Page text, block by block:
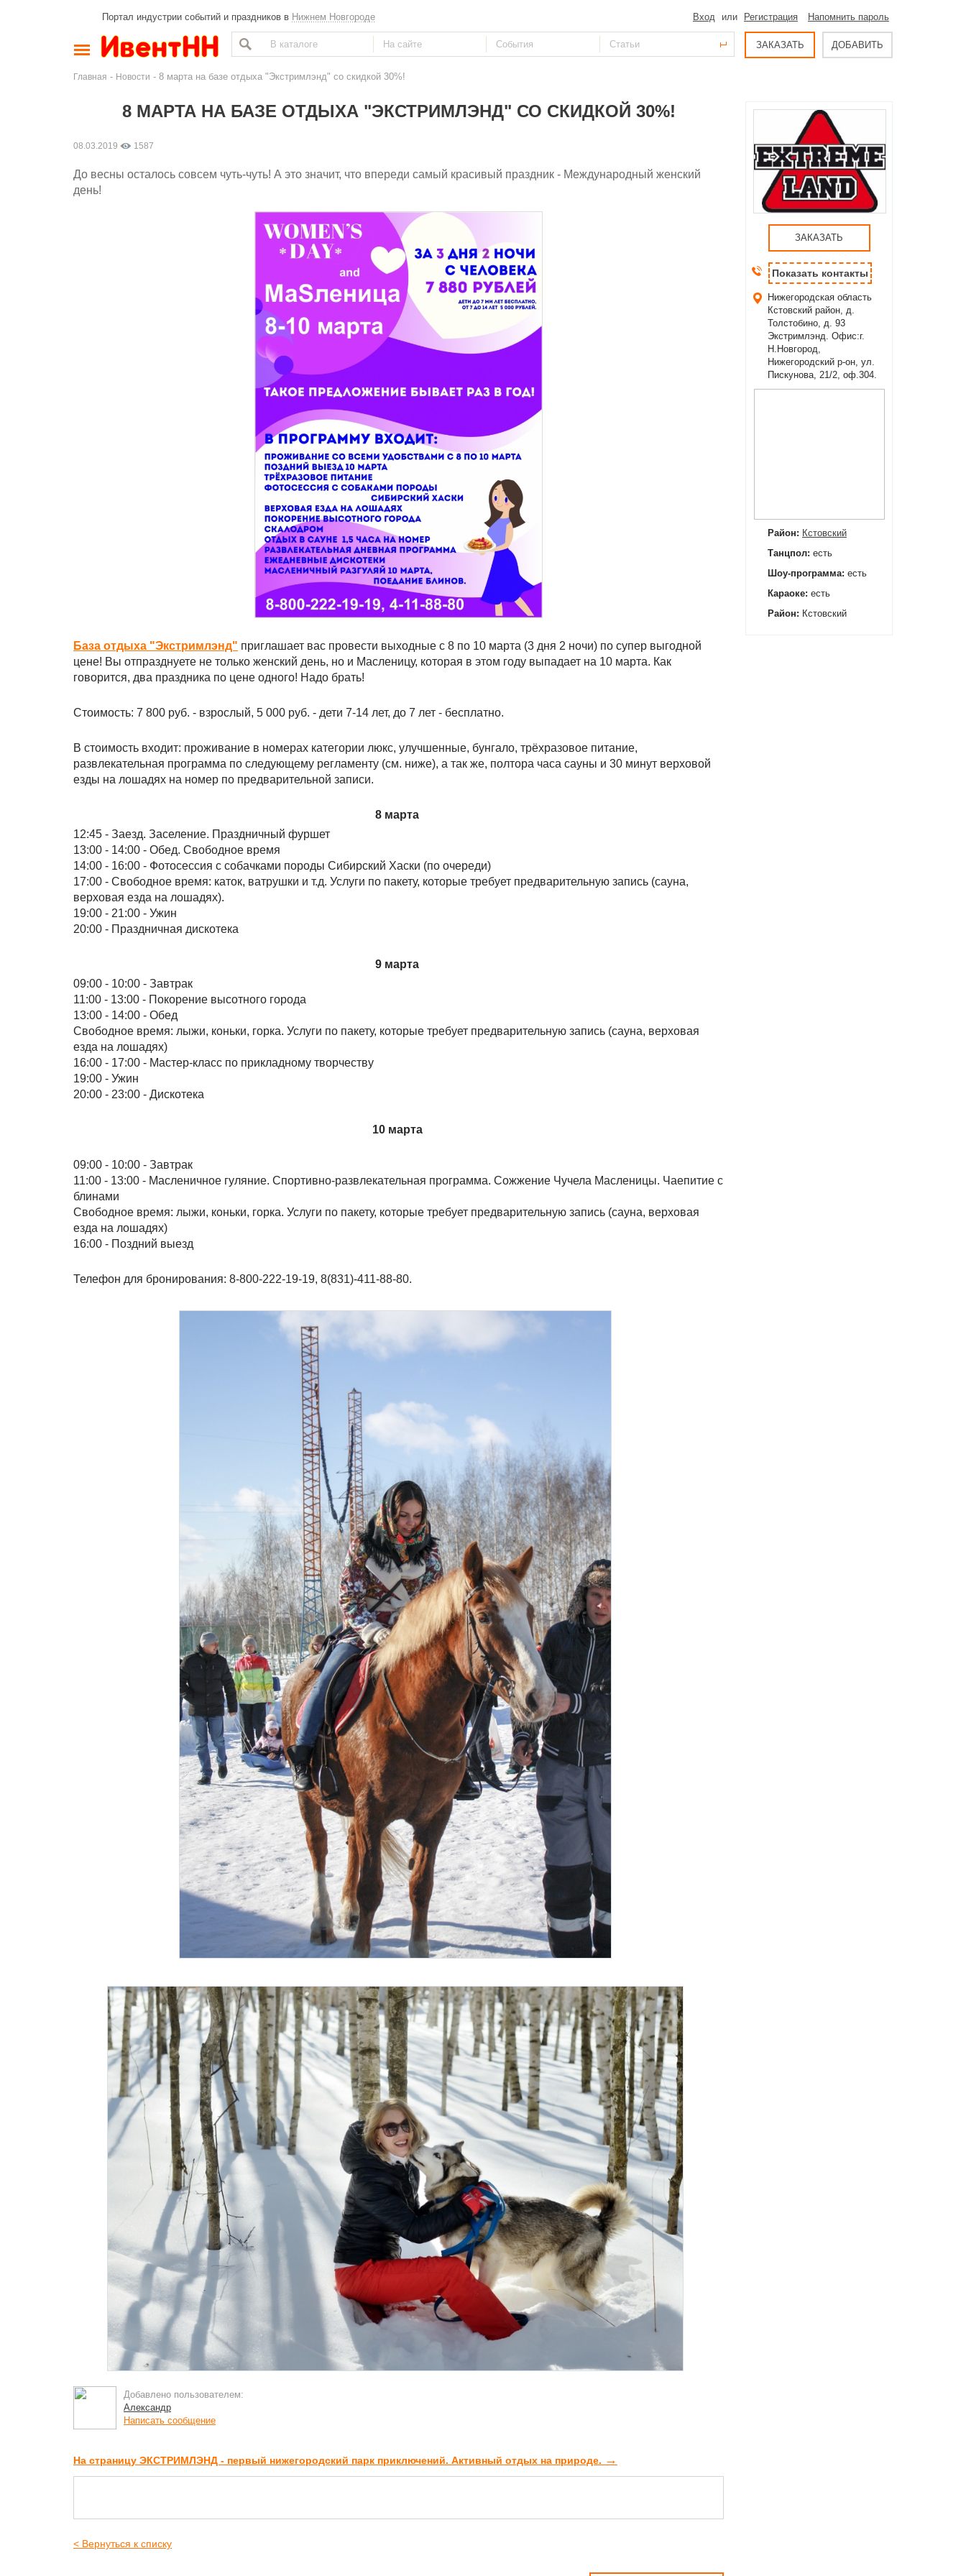
Портал индустрии событий и праздников в Нижнем Новгороде Вход или Регистрация Напомнить пароль
ЗАКАЗАТЬ ДОБАВИТЬ
Главная - Новости - 8 марта на базе отдыха "Экстримлэнд" со скидкой 30%!
8 МАРТА НА БАЗЕ ОТДЫХА "ЭКСТРИМЛЭНД" СО СКИДКОЙ 30%!
08.03.2019 1587
До весны осталось совсем чуть-чуть! А это значит, что впереди самый красивый праздник - Международный женский
день!
База отдыха "Экстримлэнд" приглашает вас провести выходные с 8 по 10 марта (3 дня 2 ночи) по супер выгодной
цене! Вы отпразднуете не только женский день, но и Масленицу, которая в этом году выпадает на 10 марта. Как
говорится, два праздника по цене одного! Надо брать!
Стоимость: 7 800 руб. - взрослый, 5 000 руб. - дети 7-14 лет, до 7 лет - бесплатно.
В стоимость входит: проживание в номерах категории люкс, улучшенные, бунгало, трёхразовое питание,
развлекательная программа по следующему регламенту (см. ниже), а так же, полтора часа сауны и 30 минут верховой
езды на лошадях на номер по предварительной записи.
8 марта
12:45 - Заезд. Заселение. Праздничный фуршет
13:00 - 14:00 - Обед. Свободное время
14:00 - 16:00 - Фотосессия с собачками породы Сибирский Хаски (по очереди)
17:00 - Свободное время: каток, ватрушки и т.д. Услуги по пакету, которые требует предварительную запись (сауна,
верховая езда на лошадях).
19:00 - 21:00 - Ужин
20:00 - Праздничная дискотека
9 марта
09:00 - 10:00 - Завтрак
11:00 - 13:00 - Покорение высотного города
13:00 - 14:00 - Обед
Свободное время: лыжи, коньки, горка. Услуги по пакету, которые требует предварительную запись (сауна, верховая
езда на лошадях)
16:00 - 17:00 - Мастер-класс по прикладному творчеству
19:00 - Ужин
20:00 - 23:00 - Дискотека
10 марта
09:00 - 10:00 - Завтрак
11:00 - 13:00 - Масленичное гуляние. Спортивно-развлекательная программа. Сожжение Чучела Масленицы. Чаепитие с
блинами
Свободное время: лыжи, коньки, горка. Услуги по пакету, которые требует предварительную запись (сауна, верховая
езда на лошадях)
16:00 - Поздний выезд
Телефон для бронирования: 8-800-222-19-19, 8(831)-411-88-80.
Добавлено пользователем:
Александр
Написать сообщение
На страницу ЭКСТРИМЛЭНД - первый нижегородский парк приключений. Активный отдых на природе. →
< Вернуться к списку
ЗАКАЗАТЬ
Показать контакты
Нижегородская область
Кстовский район, д.
Толстобино, д. 93
Экстримлэнд. Офис:г.
Н.Новгород,
Нижегородский р-он, ул.
Пискунова, 21/2, оф.304.
Район: Кстовский
Танцпол: есть
Шоу-программа: есть
Караоке: есть
Район: Кстовский